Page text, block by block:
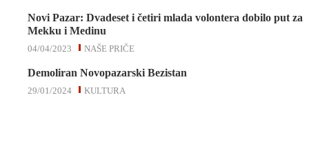
Novi Pazar: Dvadeset i četiri mlada volontera dobilo put za
Mekku i Medinu
NAŠE PRIČE
04/04/2023
Demoliran Novopazarski Bezistan
KULTURA
29/01/2024